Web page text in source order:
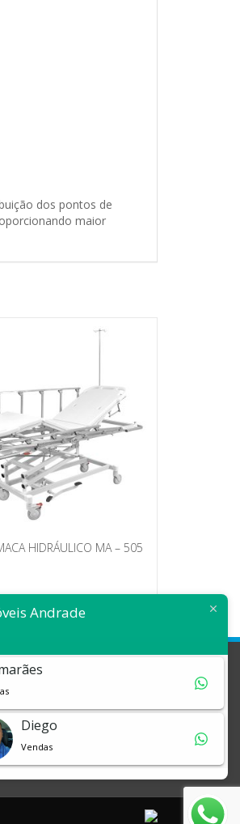
dos pontos de
maior
HIDRÁULICO MA – 505
seu currículo!
Andrade
Diego
Vendas